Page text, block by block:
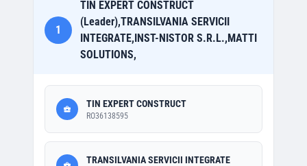
1
TIN EXPERT CONSTRUCT
(Leader),TRANSILVANIA SERVICII
INTEGRATE,INST-NISTOR S.R.L.,MATTI
SOLUTIONS,
TIN EXPERT CONSTRUCT
RO36138595
TRANSILVANIA SERVICII INTEGRATE